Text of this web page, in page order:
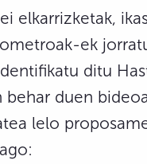
elkarrizketak,
ek
ditu
duen
lelo